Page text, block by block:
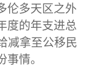
伦多天区之外
度的年支进总
减拿至公移民
情。